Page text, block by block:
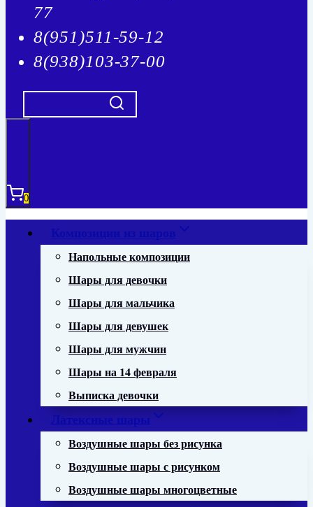
77
8(951)511-59-12
8(938)103-37-00
0
Композиции из шаров
Напольные композиции
Шары для девочки
Шары для мальчика
Шары для девушек
Шары для мужчин
Шары на 14 февраля
Выписка девочки
Латексные шары
Воздушные шары без рисунка
Воздушные шары с рисунком
Воздушные шары многоцветные